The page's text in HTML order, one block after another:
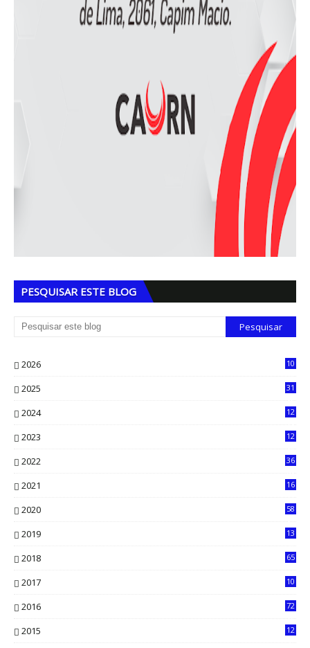
PESQUISAR ESTE BLOG
2026
10
2025
31
2024
12
2023
12
2022
36
2021
16
2020
58
2019
13
2018 65
2017 10
2016
72
2015
12